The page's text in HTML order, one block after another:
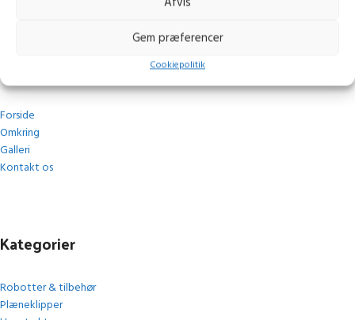
Gem præferencer
Cookiepolitik
Navigation
Forside
Omkring
Galleri
Kontakt os
Kategorier
Robotter & tilbehør
Plæneklipper